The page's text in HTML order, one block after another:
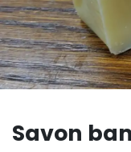
Savon